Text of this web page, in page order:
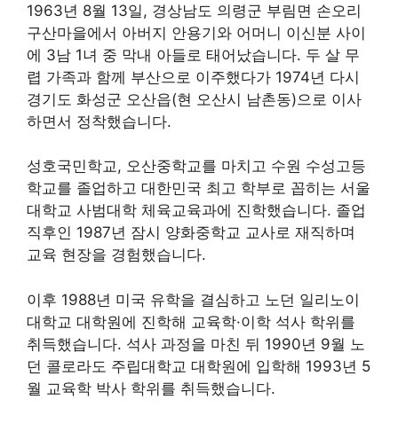
1963년 8월 13일, 경상남도 의령군 부림면 손오리
구산마을에서 아버지 안용기와 어머니 이신분 사이
에 3남 1녀 중 막내 아들로 태어났습니다. 두 살 무
렵 가족과 함께 부산으로 이주했다가 1974년 다시
경기도 화성군 오산읍(현 오산시 남촌동)으로 이사
하면서 정착했습니다.
성호국민학교, 오산중학교를 마치고 수원 수성고등
학교를 졸업하고 대한민국 최고 학부로 꼽히는 서울
대학교 사범대학 체육교육과에 진학했습니다. 졸업
직후인 1987년 잠시 양화중학교 교사로 재직하며
교육 현장을 경험했습니다.
이후 1988년 미국 유학을 결심하고 노던 일리노이
대학교 대학원에 진학해 교육학·이학 석사 학위를
취득했습니다. 석사 과정을 마친 뒤 1990년 9월 노
던 콜로라도 주립대학교 대학원에 입학해 1993년 5
월 교육학 박사 학위를 취득했습니다.